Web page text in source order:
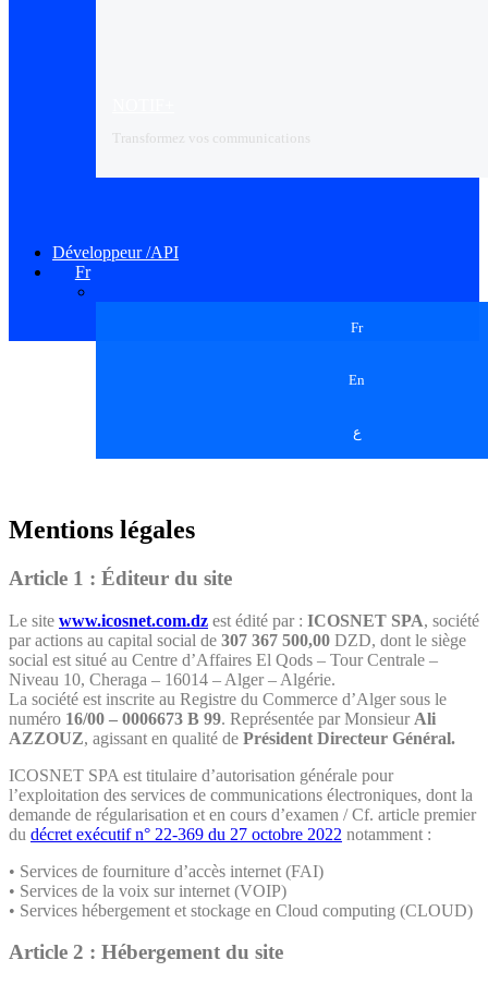
Transformez vos communications
Développeur /API
Fr
Fr
En
ع
Mentions légales
Article 1 : Éditeur du site
Le site www.icosnet.com.dz est édité par : ICOSNET SPA, société
par actions au capital social de 307 367 500,00 DZD, dont le siège
social est situé au Centre d’Affaires El Qods – Tour Centrale –
Niveau 10, Cheraga – 16014 – Alger – Algérie.
La société est inscrite au Registre du Commerce d’Alger sous le
numéro 16/00 – 0006673 B 99. Représentée par Monsieur Ali
AZZOUZ, agissant en qualité de Président Directeur Général.
ICOSNET SPA est titulaire d’autorisation générale pour
l’exploitation des services de communications électroniques, dont la
demande de régularisation et en cours d’examen / Cf. article premier
du décret exécutif n° 22-369 du 27 octobre 2022 notamment :
• Services de fourniture d’accès internet (FAI)
• Services de la voix sur internet (VOIP)
• Services hébergement et stockage en Cloud computing (CLOUD)
Article 2 : Hébergement du site